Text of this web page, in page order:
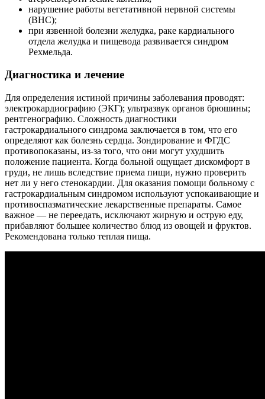
нарушение работы вегетативной нервной системы
(ВНС);
при язвенной болезни желудка, раке кардиального
отдела желудка и пищевода развивается синдром
Рехмельда.
Диагностика и лечение
Для определения истиной причины заболевания проводят:
электрокардиографию (ЭКГ); ультразвук органов брюшины;
рентгенографию. Сложность диагностики
гастрокардиального синдрома заключается в том, что его
определяют как болезнь сердца. Зондирование и ФГДС
противопоказаны, из-за того, что они могут ухудшить
положение пациента. Когда больной ощущает дискомфорт в
груди, не лишь вследствие приема пищи, нужно проверить
нет ли у него стенокардии. Для оказания помощи больному с
гастрокардиальным синдромом используют успокаивающие и
противоспазматические лекарственные препараты. Самое
важное — не переедать, исключают жирную и острую еду,
прибавляют большее количество блюд из овощей и фруктов.
Рекомендована только теплая пища.